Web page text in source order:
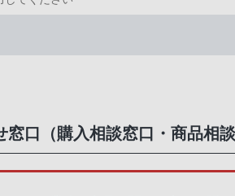
窓口（購入相談窓口・商品相